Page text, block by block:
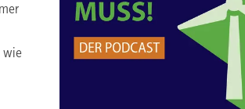
wie